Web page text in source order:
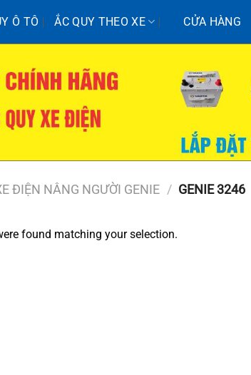
Ô TÔ ẮC QUY THEO XE CỬA HÀNG
ĐIỆN NÂNG NGƯỜI GENIE / GENIE 3246
found matching your selection.